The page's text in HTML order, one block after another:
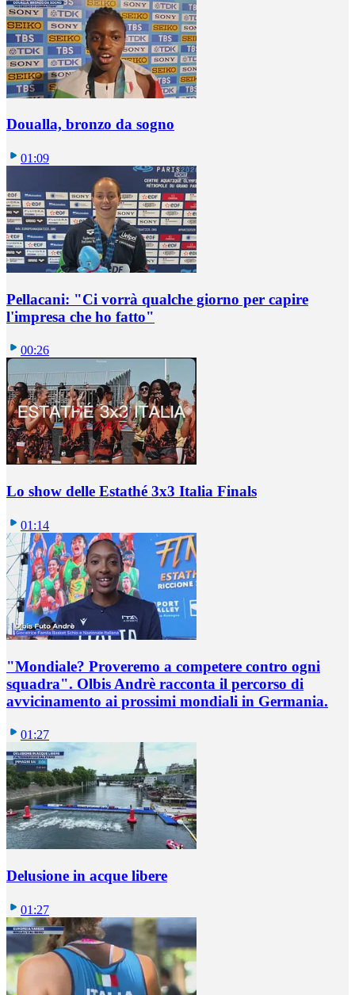
Doualla, bronzo da sogno
01:09
Pellacani: "Ci vorrà qualche giorno per capire
l'impresa che ho fatto"
00:26
Lo show delle Estathé 3x3 Italia Finals
01:14
"Mondiale? Proveremo a competere contro ogni
squadra". Olbis Andrè racconta il percorso di
avvicinamento ai prossimi mondiali in Germania.
01:27
Delusione in acque libere
01:27